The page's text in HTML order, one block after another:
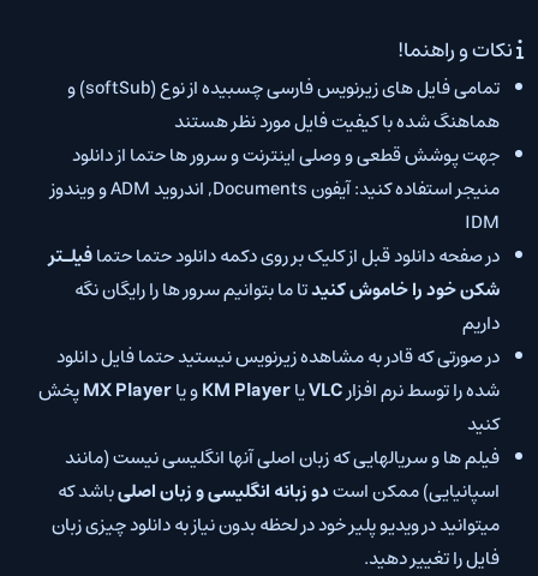
نکات و راهنما!
تمامی فایل های زیرنویس فارسی چسبیده از نوع (softSub) و
هماهنگ شده با کیفیت فایل مورد نظر هستند
جهت پوشش قطعی و وصلی اینترنت و سرور ها حتما از دانلود
منیجر استفاده کنید: آیفون Documents, اندروید ADM و ویندوز
IDM
در صفحه دانلود قبل از کلیک بر روی دکمه دانلود حتما حتمافیلـتر
شکن خود را خاموش کنیدتا ما بتوانیم سرور ها را رایگان نگه
داریم
در صورتی که قادر به مشاهده زیرنویس نیستید حتما فایل دانلود
شده را توسط نرم افزارVLCیاKM Playerو یاMX Playerپخش
کنید
فیلم ها و سریالهایی که زبان اصلی آنها انگلیسی نیست (مانند
اسپانیایی) ممکن استدو زبانه انگلیسی و زبان اصلیباشد که
میتوانید در ویدیو پلیر خود در لحظه بدون نیاز به دانلود چیزی زبان
فایل را تغییر دهید.